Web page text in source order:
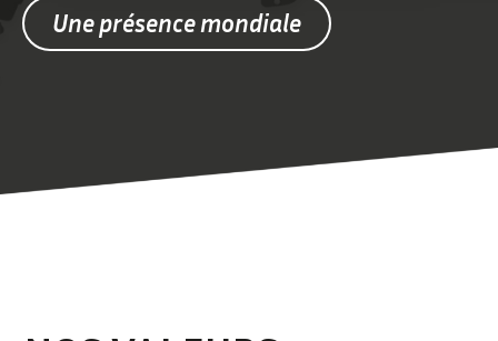
Une présence mondiale